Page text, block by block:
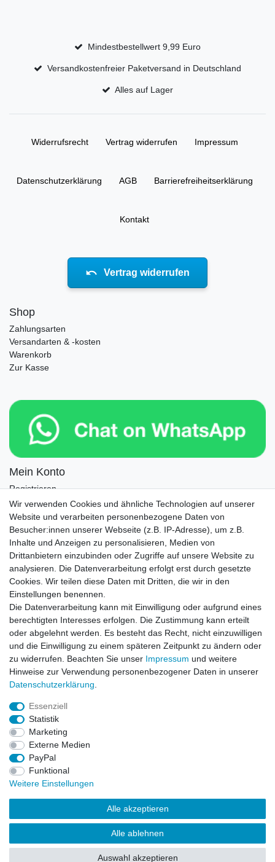
Mindestbestellwert 9,99 Euro
Versandkostenfreier Paketversand in Deutschland
Alles auf Lager
Widerrufs­recht Vertrag widerrufen Impressum
Daten­schutz­erklärung AGB Barrierefreiheitserklärung
Kontakt
Vertrag widerrufen
Shop
Zahlungsarten
Versandarten & -kosten
Warenkorb
Zur Kasse
Mein Konto
Registrieren
Login
Newsletter
E-MAIL **
Newsletter
Honig
Hiermit bestätige ich, dass ich die
Einwilligung kann ich jederzeit widerrufen.**
Abonnieren
** Hierbei handelt es sich um ein Pflichtfeld.
© Copyright 2026 | Alle Rechte vorbehalten.
Wir verwenden Cookies und ähnliche Technologien auf unserer
Website und verarbeiten personenbezogene Daten von
Besucher:innen unserer Webseite (z.B. IP-Adresse), um z.B.
Inhalte und Anzeigen zu personalisieren, Medien von
Drittanbietern einzubinden oder Zugriffe auf unsere Website zu
analysieren. Die Datenverarbeitung erfolgt erst durch gesetzte
Cookies. Wir teilen diese Daten mit Dritten, die wir in den
Einstellungen benennen.
Die Datenverarbeitung kann mit Einwilligung oder aufgrund eines
berechtigten Interesses erfolgen. Die Zustimmung kann erteilt
oder abgelehnt werden. Es besteht das Recht, nicht einzuwilligen
und die Einwilligung zu einem späteren Zeitpunkt zu ändern oder
zu widerrufen. Beachten Sie unser Impressum und weitere
Hinweise zur Verwendung personenbezogener Daten in unserer
Daten­schutz­erklärung
Essenziell
Statistik
Marketing
Externe Medien
PayPal
Funktional
Weitere Einstellungen
Alle akzeptieren
Alle ablehnen
Auswahl akzeptieren